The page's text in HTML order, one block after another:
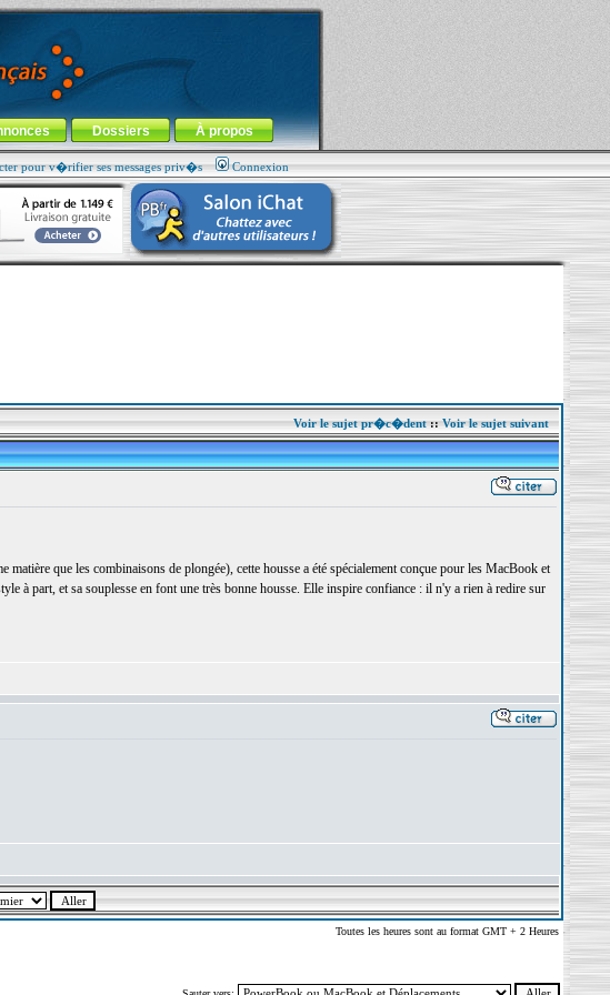
Dossiers À propos
pour v�rifier ses messages priv�s Connexion
Voir le sujet pr�c�dent::Voir le sujet suivant
que les combinaisons de plongée), cette housse a été spécialement conçue pour les MacBook et
à part, et sa souplesse en font une très bonne housse. Elle inspire confiance : il n'y a rien à redire sur
Toutes les heures sont au format GMT + 2 Heures